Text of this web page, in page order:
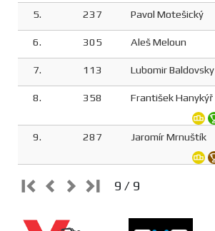
5. 237 Pavol Motešický
6. 305 Aleš Meloun
7. 113 Lubomir Baldovsky
8. 358 František Hanykýř
9. 287 Jaromír Mrnuštík
9 / 9